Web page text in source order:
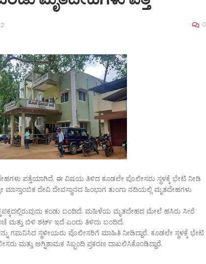
0
ಪತ್ತೆಯಾಗಿದೆ. ಈ ವಿಷಯ ತಿಳಿದ ಕೂಡಲೇ ಪೊಲೀಸರು ಸ್ಥಳಕ್ಕೆ ಭೇಟಿ ನೀಡಿ
ಮಾಸ್ತಾಂಬಿಕ ದೇವಿ ದೇವಸ್ಥಾನದ ಹಿಂಭಾಗ ತುಂಗಾ ನದಿಯಲ್ಲಿ ಮೃತದೇಹಗಳು
ಕಂಡು ಬಂದಿದೆ. ಮಹಿಳೆಯ ಮೃತದೇಹದ ಮೇಲೆ ಹಸಿರು ಸೀರೆ
ಮತ್ತು ಬಿಳಿ ಶರ್ಟ್ ಇದೆ ಎಂದು ತಿಳಿದು ಬಂದಿದೆ.
ಗಮನಿಸಿದ ಸ್ಥಳೀಯರು ಪೊಲೀಸರಿಗೆ ಮಾಹಿತಿ ನೀಡಿದ್ದಾರೆ. ಕೂಡಲೇ ಸ್ಥಳಕ್ಕೆ ಭೇಟಿ
ಮತ್ತು ಅಗ್ನಿಶಾಮಕ ಸಿಬ್ಬಂದಿ ಪ್ರಕರಣ ದಾಖಲಿಸಿಕೊಂಡಿದ್ದಾರೆ.